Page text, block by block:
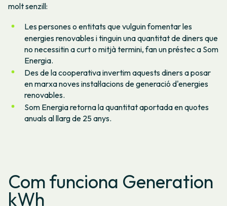
molt senzill:
Les persones o entitats que vulguin fomentar les
energies renovables i tinguin una quantitat de diners que
no necessitin a curt o mitjà termini, fan un préstec a Som
Energia.
Des de la cooperativa invertim aquests diners a posar
en marxa noves instal·lacions de generació d'energies
renovables.
Som Energia retorna la quantitat aportada en quotes
anuals al llarg de 25 anys.
Com funciona Generation
kWh